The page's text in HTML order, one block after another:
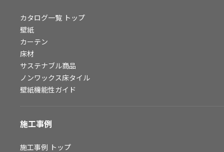
よくあるご質問
非住宅案件に関するお問い合わせ
事業紹介
スペースソリューション事業
ファシリティソリューション事業
カタログ一覧 トップ
壁紙
カーテン
床材
サステナブル商品
ノンワックス床タイル
壁紙機能性ガイド
施工事例
施工事例 トップ